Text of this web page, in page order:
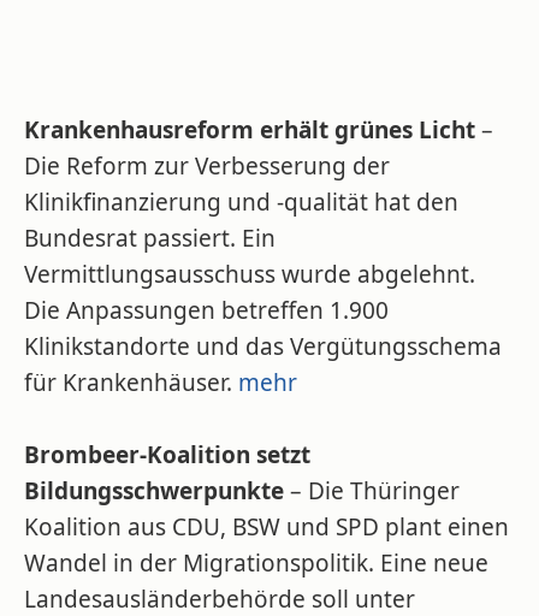
Krankenhausreform erhält grünes Licht–
Die Reform zur Verbesserung der
Klinikfinanzierung und -qualität hat den
Bundesrat passiert. Ein
Vermittlungsausschuss wurde abgelehnt.
Die Anpassungen betreffen 1.900
Klinikstandorte und das Vergütungsschema
für Krankenhäuser. mehr
Brombeer-Koalition setzt
Bildungsschwerpunkte– Die Thüringer
Koalition aus CDU, BSW und SPD plant einen
Wandel in der Migrationspolitik. Eine neue
Landesausländerbehörde soll unter